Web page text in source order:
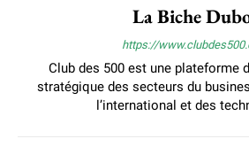
La Biche
https://
Club des 500 est une plateforme
stratégique des secteurs du
l’international et des